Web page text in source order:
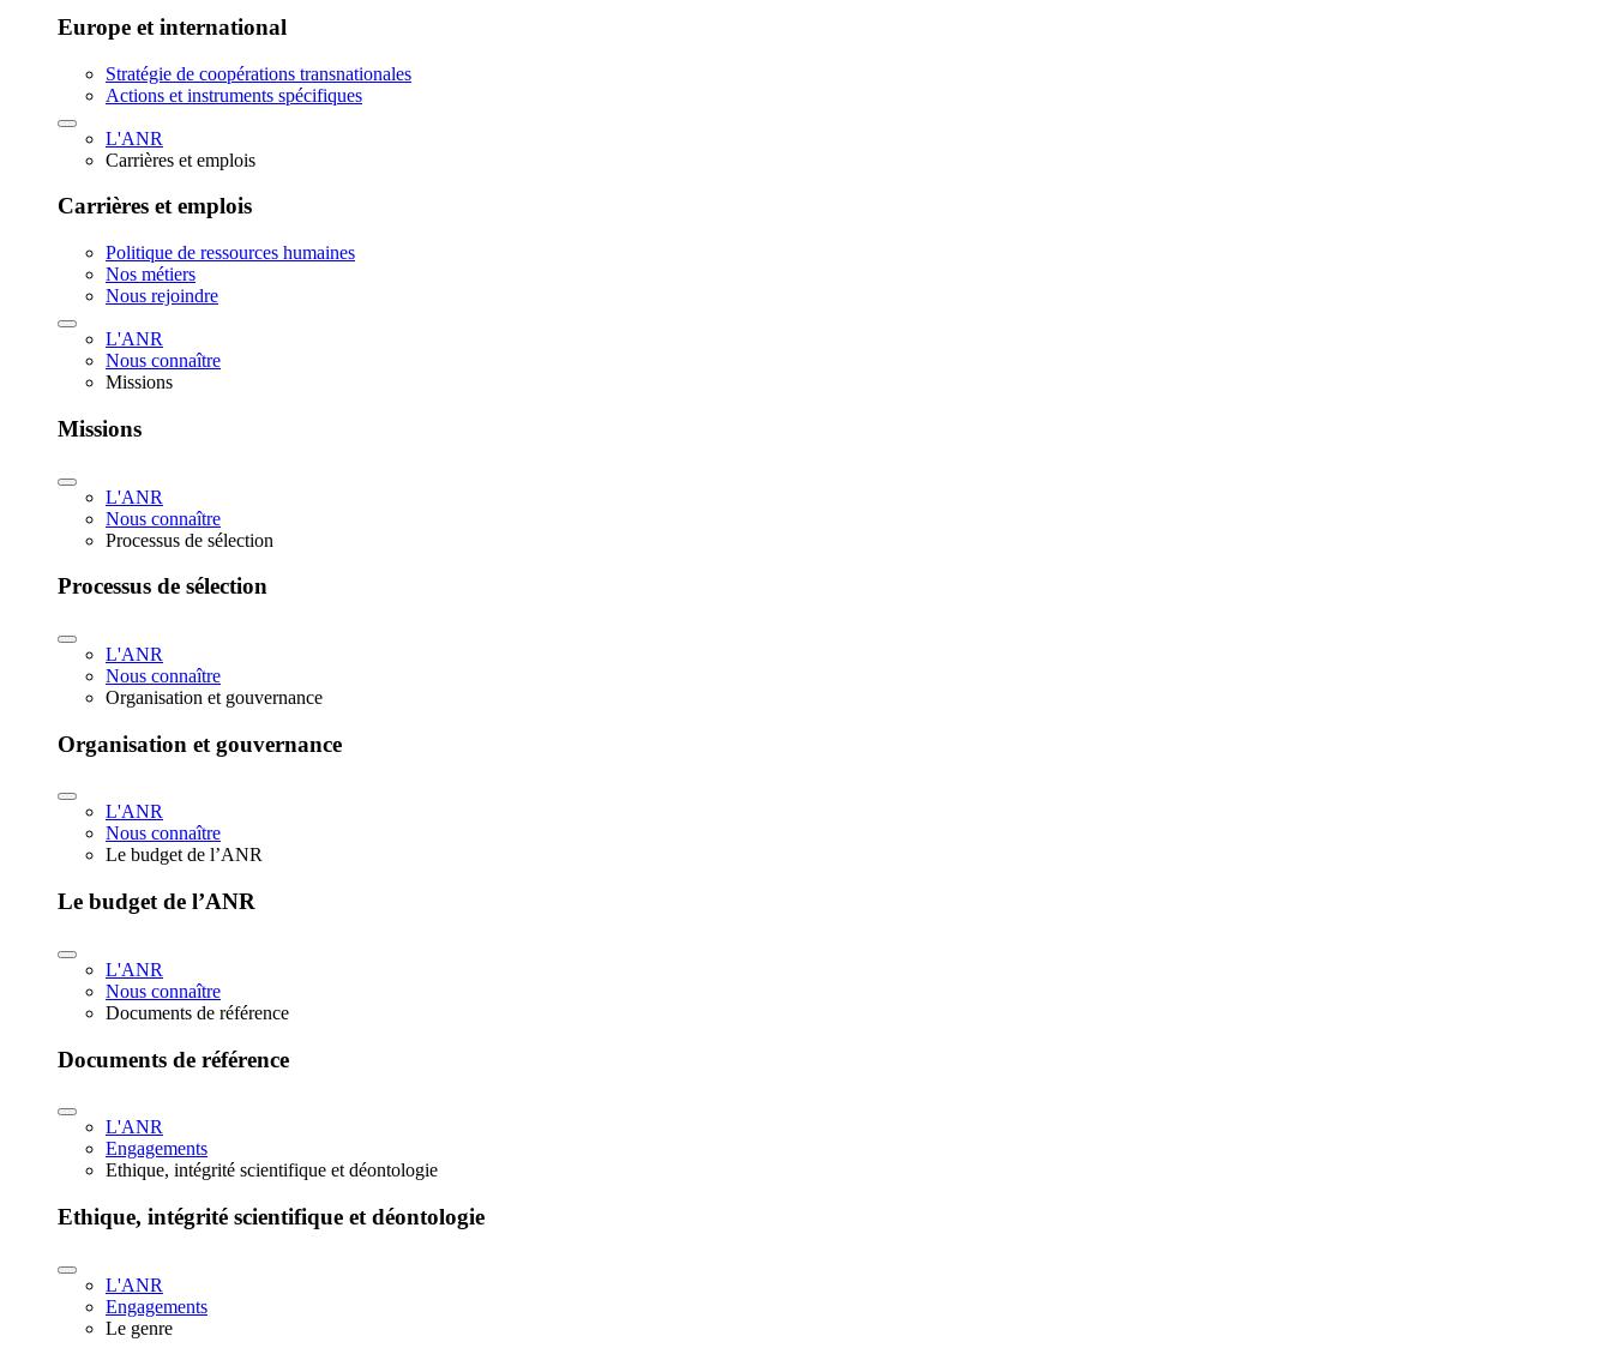
Europe et international
Stratégie de coopérations transnationales
Actions et instruments spécifiques
L'ANR
Carrières et emplois
Carrières et emplois
Politique de ressources humaines
Nos métiers
Nous rejoindre
L'ANR
Nous connaître
Missions
Missions
L'ANR
Nous connaître
Processus de sélection
Processus de sélection
L'ANR
Nous connaître
Organisation et gouvernance
Organisation et gouvernance
L'ANR
Nous connaître
Le budget de l’ANR
Le budget de l’ANR
L'ANR
Nous connaître
Documents de référence
Documents de référence
L'ANR
Engagements
Ethique, intégrité scientifique et déontologie
Ethique, intégrité scientifique et déontologie
L'ANR
Engagements
Le genre